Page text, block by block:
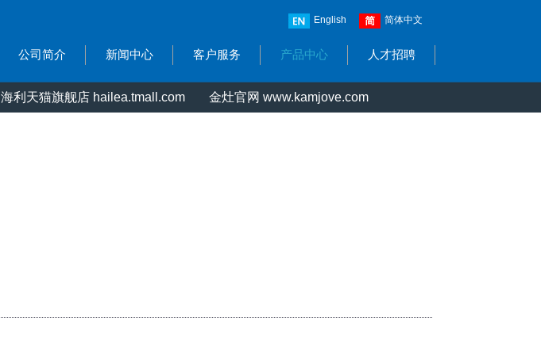
English 简体中文
公司简介 新闻中心 客户服务 产品中心 人才招聘
海利天猫旗舰店 hailea.tmall.com 金灶官网 www.kamjove.com